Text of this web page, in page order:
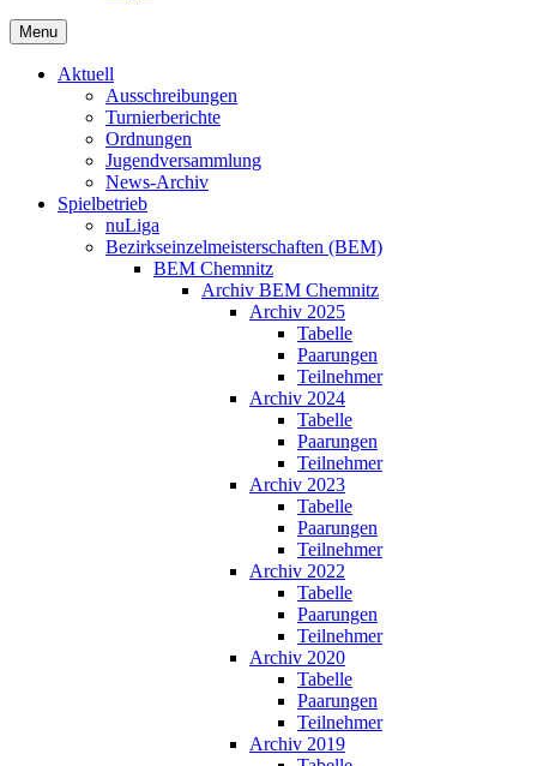
Menu
Aktuell
Ausschreibungen
Turnierberichte
Ordnungen
Jugendversammlung
News-Archiv
Spielbetrieb
nuLiga
Bezirkseinzelmeisterschaften (BEM)
BEM Chemnitz
Archiv BEM Chemnitz
Archiv 2025
Tabelle
Paarungen
Teilnehmer
Archiv 2024
Tabelle
Paarungen
Teilnehmer
Archiv 2023
Tabelle
Paarungen
Teilnehmer
Archiv 2022
Tabelle
Paarungen
Teilnehmer
Archiv 2020
Tabelle
Paarungen
Teilnehmer
Archiv 2019